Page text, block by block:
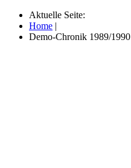
Aktuelle Seite:
Home |
Demo-Chronik 1989/1990